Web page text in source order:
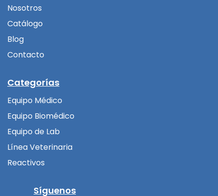
Nosotros
Catálogo
Blog
Contacto
Categorías
Equipo Médico
Equipo Biomédico
Equipo de Lab
Línea Veterinaria
Reactivos
Síguenos